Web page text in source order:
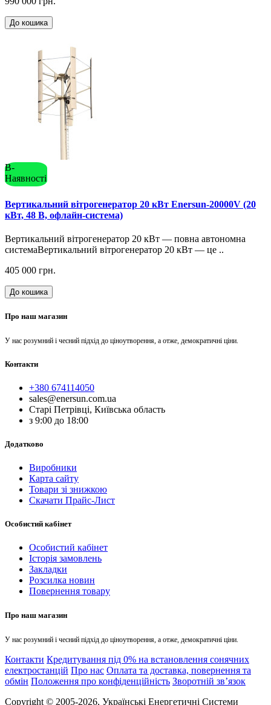
До кошика
В-
Наявності
Вертикальний вітрогенератор 20 кВт Enersun-20000V (20
кВт, 48 В, офлайн-система)
Вертикальний вітрогенератор 20 кВт — повна автономна
системаВертикальний вітрогенератор 20 кВт — це ..
405 000 грн.
До кошика
Про наш магазин
У нас розумний і чесний підхід до ціноутворення, а отже, демократичні ціни.
Контакти
+380 674114050
sales@enersun.com.ua
Старі Петрівці, Київська область
з 9:00 до 18:00
Додатково
Виробники
Карта сайту
Товари зі знижкою
Скачати Прайс-Лист
Особистий кабінет
Особистий кабінет
Історія замовлень
Закладки
Розсилка новин
Повернення товару
Про наш магазин
У нас розумний і чесний підхід до ціноутворення, а отже, демократичні ціни.
Контакти Кредитування під 0% на встановлення сонячних
електростанцій Про нас Оплата та доставка, повернення та
обмін Положення про конфіденційність Зворотній зв’язок
Copyright © 2005-2026, Українські Енергетичні Системи